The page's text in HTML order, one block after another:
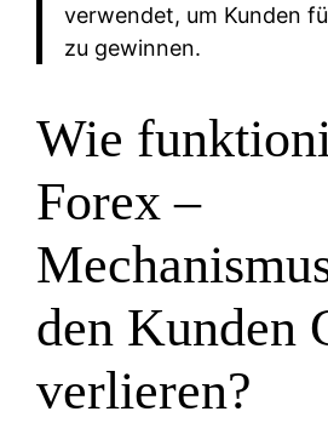
verwendet, um Kunden
zu gewinnen.
Wie
Forex –
den Kunden
verlieren?